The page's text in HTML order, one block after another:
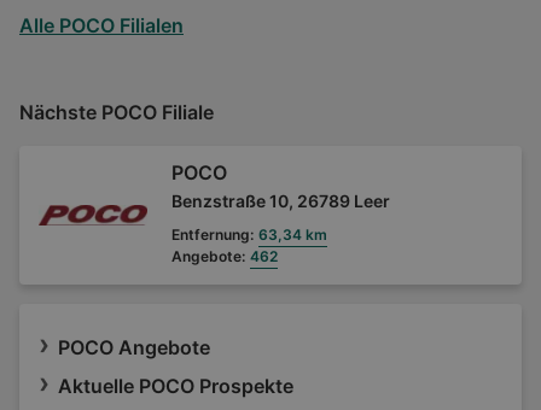
Alle POCO Filialen
Nächste POCO Filiale
POCO
Benzstraße 10, 26789 Leer
Entfernung: 63,34 km
Angebote: 462
POCO Angebote
Aktuelle POCO Prospekte